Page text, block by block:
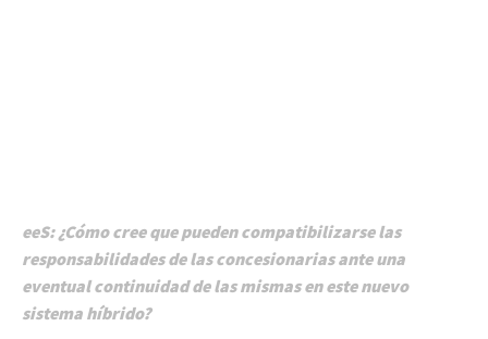
eeS: ¿Cómo cree que pueden compatibilizarse las
responsabilidades de las concesionarias ante una
eventual continuidad de las mismas en este nuevo
sistema híbrido?